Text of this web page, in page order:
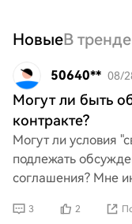
НовыеВ тренде
50640** 08/
Могут ли быть
контракте?
Могут ли условия
подлежать
соглашения? Мне
потребностей обеих
3 2